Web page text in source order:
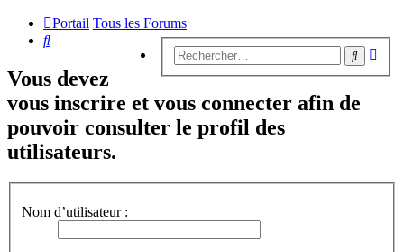
Portail Tous les Forums
Rechercher
Vous devez
vous inscrire et vous connecter afin de
pouvoir consulter le profil des
utilisateurs.
Nom d’utilisateur :